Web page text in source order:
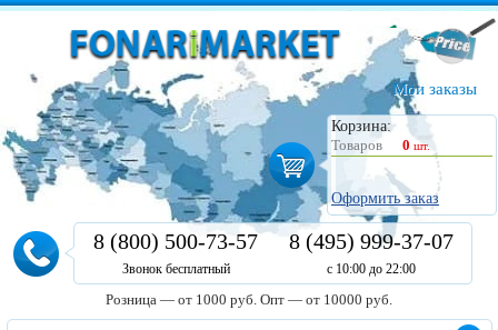
Мои заказы
Корзина:
Товаров
0 шт.
Оформить заказ
8 (800) 500-73-57
Звонок бесплатный
8 (495) 999-37-07
с 10:00 до 22:00
Розница — от 1000 руб. Опт — от 10000 руб.